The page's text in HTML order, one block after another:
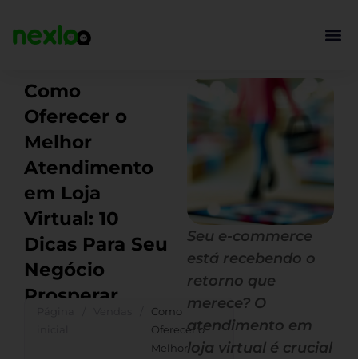
para
Como
Oferecer o
Melhor
Atendimento
em Loja
Virtual: 10
Dicas Para Seu
Negócio
Prosperar
Como
Oferecer o
Melhor
Seu e-commerce
está recebendo o
retorno que
merece? O
atendimento em
loja virtual é crucial